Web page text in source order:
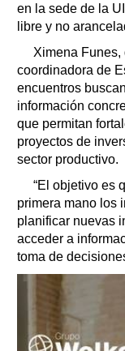
en la sede de la
libre y no
Ximena
coordinadora de
encuentros
información
que permitan
proyectos de
sector productivo.
“El objetivo es
primera mano los
planificar nuevas
acceder a
toma de